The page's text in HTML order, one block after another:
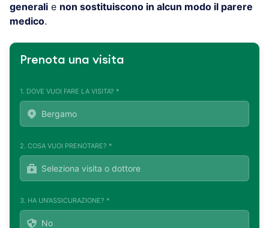
generali e non sostituiscono in alcun modo il parere
medico.
Prenota una visita
1. DOVE VUOI FARE LA VISITA? *
2. COSA VUOI PRENOTARE? *
3. HA UN'ASSICURAZIONE? *